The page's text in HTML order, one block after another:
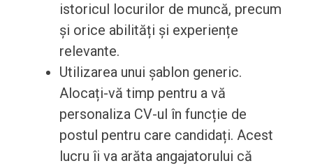
istoricul locurilor de muncă, precum
și orice abilități și experiențe
relevante.
Utilizarea unui șablon generic.
Alocați-vă timp pentru a vă
personaliza CV-ul în funcție de
postul pentru care candidați. Acest
lucru îi va arăta angajatorului că